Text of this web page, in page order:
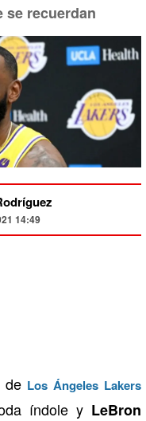
se recuerdan
14:49
de Los Ángeles Lakers
índole y LeBron